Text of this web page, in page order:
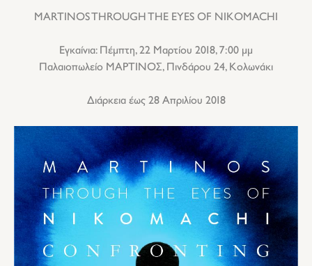
MARTINOS THROUGH THE EYES OF NIKOMACHI
Εγκαίνια: Πέμπτη, 22 Μαρτίου 2018, 7:00 μμ
Παλαιοπωλείο ΜΑΡΤΙΝΟΣ, Πινδάρου 24, Κολωνάκι
Διάρκεια έως 28 Απριλίου 2018